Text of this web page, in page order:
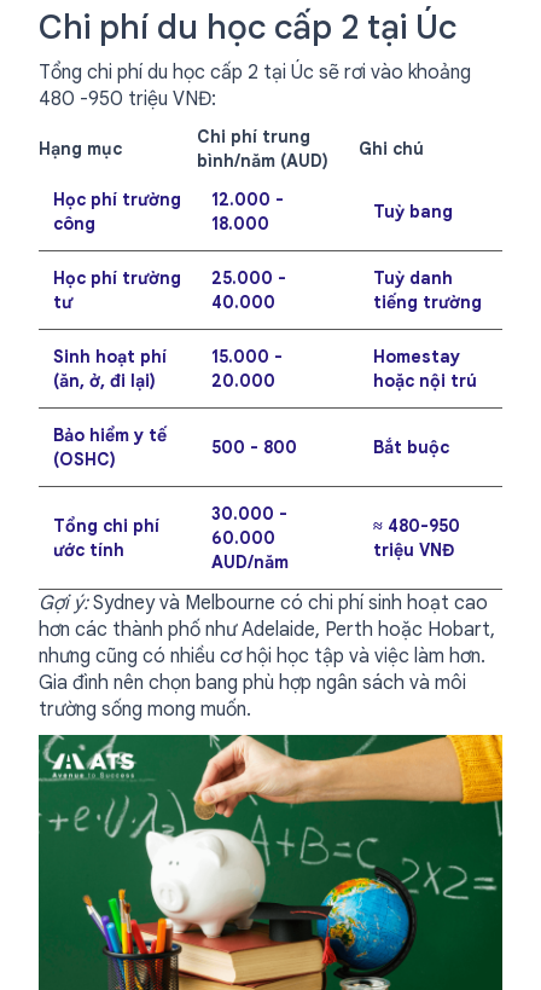
Chi phí du học cấp 2 tại Úc
Tổng chi phí du học cấp 2 tại Úc sẽ rơi vào khoảng
480 -950 triệu VNĐ:
Hạng mục
Chi phí trung
bình/năm (AUD)
Ghi chú
Học phí trường
công
12.000 -
18.000
Tuỳ bang
Học phí trường
tư
25.000 -
40.000
Tuỳ danh
tiếng trường
Sinh hoạt phí
(ăn, ở, đi lại)
15.000 -
20.000
Homestay
hoặc nội trú
Bảo hiểm y tế
(OSHC)
500 - 800 Bắt buộc
Tổng chi phí
ước tính
30.000 -
60.000
AUD/năm
≈ 480-950
triệu VNĐ
Gợi ý:Sydney và Melbourne có chi phí sinh hoạt cao
hơn các thành phố như Adelaide, Perth hoặc Hobart,
nhưng cũng có nhiều cơ hội học tập và việc làm hơn.
Gia đình nên chọn bang phù hợp ngân sách và môi
trường sống mong muốn.